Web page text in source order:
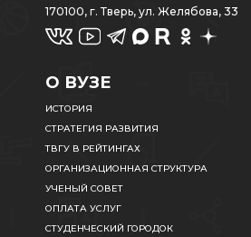
170100, г. Тверь, ул. Желябова, 33
О ВУЗЕ
ИСТОРИЯ
СТРАТЕГИЯ РАЗВИТИЯ
ТВГУ В РЕЙТИНГАХ
ОРГАНИЗАЦИОННАЯ СТРУКТУРА
УЧЕНЫЙ СОВЕТ
ОПЛАТА УСЛУГ
СТУДЕНЧЕСКИЙ ГОРОДОК